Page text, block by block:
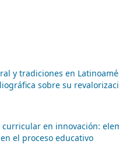
y tradiciones en
sobre su
curricular en innovación:
el proceso educativo